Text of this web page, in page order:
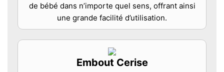
de bébé dans n’importe quel sens, offrant ainsi
une grande facilité d’utilisation.
Embout Cerise